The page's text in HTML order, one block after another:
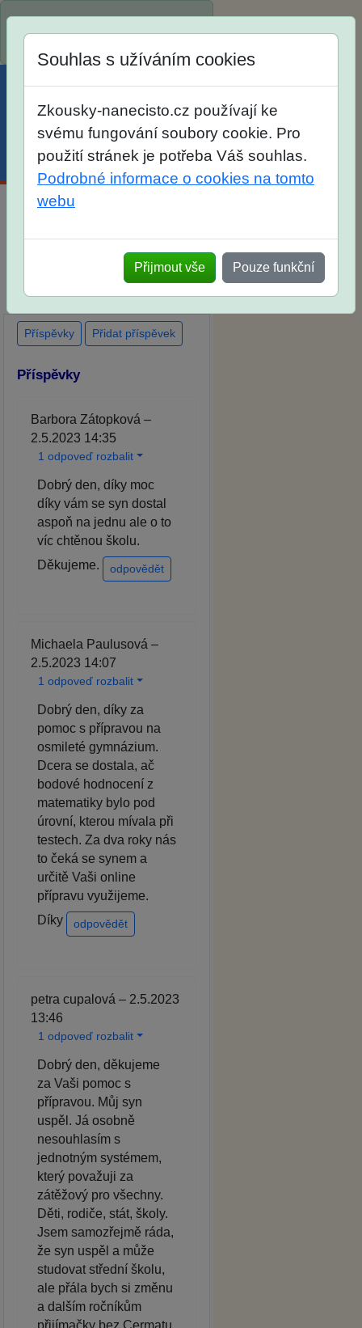
Menu Účet Košík
po skutečných přijímacích
zkouškách
Souhlas s užíváním cookies
Zkousky-nanecisto.cz používají ke
svému fungování soubory cookie. Pro
použití stránek je potřeba Váš souhlas.
Podrobné informace o cookies na tomto
webu
Přijmout vše Pouze funkční
Příspěvky Přidat příspěvek
Příspěvky
Barbora Zátopková –
2.5.2023 14:35
1 odpoveď rozbalit
Dobrý den, díky moc
díky vám se syn dostal
aspoň na jednu ale o to
víc chtěnou školu.
Děkujeme.
odpovědět
Michaela Paulusová –
2.5.2023 14:07
1 odpoveď rozbalit
Dobrý den, díky za
pomoc s přípravou na
osmileté gymnázium.
Dcera se dostala, ač
bodové hodnocení z
matematiky bylo pod
úrovní, kterou mívala při
testech. Za dva roky nás
to čeká se synem a
určitě Vaši online
přípravu využijeme.
Díky
odpovědět
petra cupalová – 2.5.2023
13:46
1 odpoveď rozbalit
Dobrý den, děkujeme
za Vaši pomoc s
přípravou. Můj syn
uspěl. Já osobně
nesouhlasím s
jednotným systémem,
který považuji za
zátěžový pro všechny.
Děti, rodiče, stát, školy.
Jsem samozřejmě ráda,
že syn uspěl a může
studovat střední školu,
ale přála bych si změnu
a dalším ročníkům
přijímačky bez Cermatu.